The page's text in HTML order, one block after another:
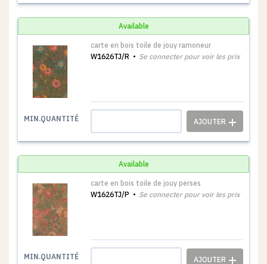
Available
carte en bois toile de jouy ramoneur
W1626TJ/R
Se connecter pour voir les prix
MIN.QUANTITÉ
Available
carte en bois toile de jouy perses
W1626TJ/P
Se connecter pour voir les prix
MIN.QUANTITÉ